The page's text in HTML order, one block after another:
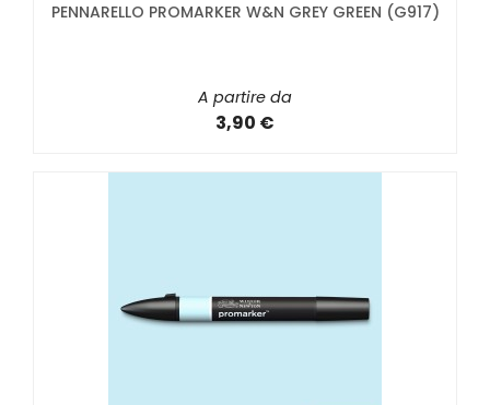
PENNARELLO PROMARKER W&N GREY GREEN (G917)
A partire da
3,90 €